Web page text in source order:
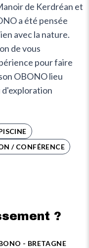
de Kerdréan et
a été pensée
avec la nature.
de vous
pour faire
OBONO lieu
d'exploration
/ CONFÉRENCE
?
- BRETAGNE